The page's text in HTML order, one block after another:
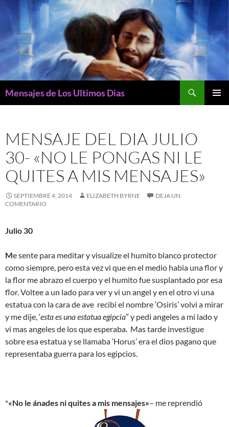
Mensajes de Los Ultimos Dias
MENSAJE DEL DIA JULIO
30- «NO LE PONGAS NI LE
QUITES A MIS MENSAJES»
SEPTIEMBRE 4, 2014 ELIZABETH BYRNE
DEJA UN
COMENTARIO
Julio 30
Me sente para meditar y visualize el humito blanco protector
como siempre, pero esta vez vi que en el medio habia una flor y
la flor me abrazo el cuerpo y el humito fue susplantado por esa
flor. Voltee a un lado para ver y vi un angel y en el otro vi una
estatua con la cara de ave recibi el nombre ‘Osiris’ volvi a mirar
y me dije, ‘esta es una estatua egipcia” y pedi angeles a mi lado y
vi mas angeles de los que esperaba. Mas tarde investigue
sobre esa estatua y se llamaba ‘Horus’ era el dios pagano que
representaba guerra para los egipcios.
*«No le ánades ni quites a mis mensajes»– me reprendió